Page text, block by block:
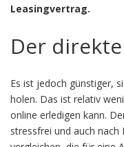
Leasingvertrag.
Der
Es ist jedoch günstiger,
holen. Das ist relativ
online erledigen kann.
stressfrei und auch nach